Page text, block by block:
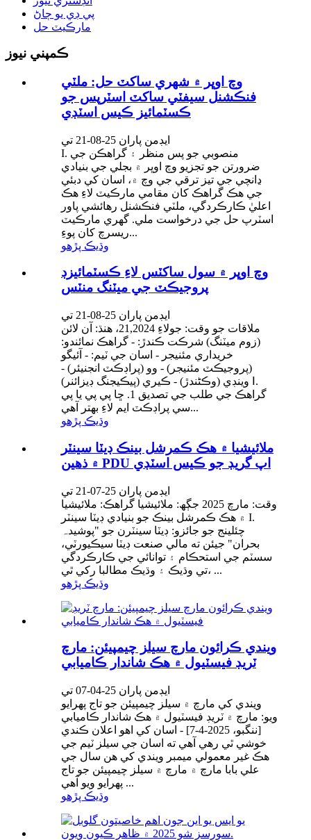
پي ڊي يو ڄاڻ
مارڪيٽ حل
ڪمپني نيوز
وچ اوڀر ۾ شهري ساکٽ حل: ملٽي
فنڪشنل سيفٽي ساکٽ اسٽرپس جو
ڪسٽمائيز ڪيس اسٽڊي
ايڊمن پاران 25-08-21 تي
I. منصوبي جو پس منظر ۽ گراهڪن جي
ضرورتن جو تجزيو وچ اوڀر ۾ بجلي جي بنيادي
ڍانچي جي تيز ترقي جي وچ ۾، اسان کي دبئي
جي هڪ گراهڪ کان مقامي مارڪيٽ لاءِ هڪ
اعليٰ ڪارڪردگي، ملٽي فنڪشنل رهائشي پاور
اسٽرپ حل جي درخواست ملي. گهري مارڪيٽ
ريسرچ کان پوءِ...
وڌيڪ پڙهو
وچ اوڀر ۾ سول ساکٽس لاءِ ڪسٽمائيزڊ
پروجيڪٽ جي ميٽنگ منٽس
ايڊمن پاران 25-08-21 تي
ملاقات جو وقت: جولاءِ 21,2024، هنڌ: آن لائن
(زوم ميٽنگ) شرڪت ڪندڙ: - گراهڪ نمائندو:
خريداري مئنيجر - اسان جي ٽيم: - آئيگو
(پروجيڪٽ مئنيجر) - وو (پراڊڪٽ انجنيئر) -
وينڊي (وڪڻندڙ) - ڪيري (پيڪيجنگ ڊيزائنر) Ⅰ.
گراهڪ جي طلب جي تصديق 1. ڇا پي پي يا پي
سي پراڊڪٽ ايم لاءِ بهتر آهي...
وڌيڪ پڙهو
ملائيشيا ۾ هڪ ڪمرشل بينڪ ڊيٽا سينٽر
۾ ذهين PDU اپ گريڊ جو ڪيس اسٽڊي
ايڊمن پاران 25-07-21 تي
وقت: مارچ 2025 جڳھ: ملائيشيا گراهڪ: ملائيشيا
۾ هڪ ڪمرشل بينڪ جو بنيادي ڊيٽا سينٽر I.
چئلينج جو جائزو: ڊيٽا سينٽرن جو "پوشیدہ
بحران" جيئن ته مالي صنعت ڊيٽا سيڪيورٽي،
سسٽم جي استحڪام ۽ توانائي جي ڪارڪردگي
تي وڌيڪ ۽ وڌيڪ مطالبا رکي ٿي، ...
وڌيڪ پڙهو
ويندي ڪرائون مارچ سيلز چيمپيئن: مارچ
ٽريڊ فيسٽيول ۾ هڪ شاندار ڪاميابي
ايڊمن پاران 25-04-07 تي
ويندي کي مارچ ۾ سيلز چيمپيئن جو تاج پهرايو
ويو: مارچ ۾ ٽريڊ فيسٽيول ۾ هڪ شاندار ڪاميابي
[ننگبو، 2025-4-7] - اسان کي اهو اعلان ڪندي
خوشي ٿي رهي آهي ته اسان جي سيلز ٽيم جي
هڪ غير معمولي ميمبر ويندي کي هن سال جي
علي بابا مارچ ۾ مارچ ۾ سيلز چيمپيئن جو تاج
پهرايو ويو آهي ...
وڌيڪ پڙهو